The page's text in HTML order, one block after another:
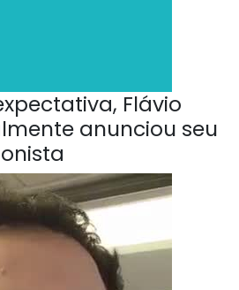
Flávio
anunciou seu